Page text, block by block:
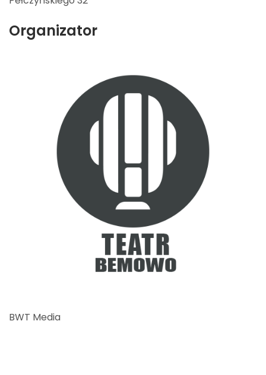
Organizator
BWT Media